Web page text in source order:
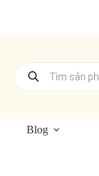
kiếm
Blog